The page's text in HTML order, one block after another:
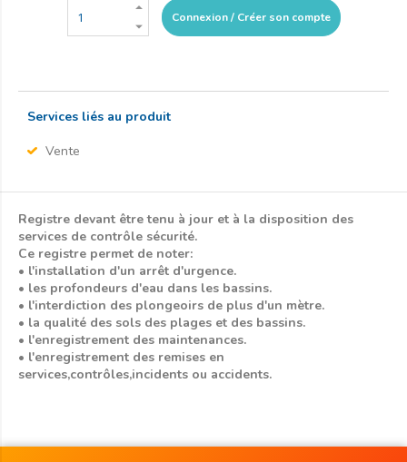
Connexion / Créer son compte
Services liés au produit
Vente
Registre devant être tenu à jour et à la disposition des
services de contrôle sécurité.
Ce registre permet de noter:
• l'installation d'un arrêt d'urgence.
• les profondeurs d'eau dans les bassins.
• l'interdiction des plongeoirs de plus d'un mètre.
• la qualité des sols des plages et des bassins.
• l'enregistrement des maintenances.
• l'enregistrement des remises en
services,contrôles,incidents ou accidents.